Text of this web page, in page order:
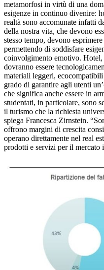
metamorfosi in virtù di una
esigenze in continuo divenire:
realtà sono accomunate infatti
della nostra vita, che devono
stesso tempo, devono
permettendo di soddisfare
coinvolgimento emotivo. Hotel,
dovranno essere
materiali leggeri,
grado di garantire agli utenti
che significa anche essere in
studentati, in particolare, sono
il turismo che la richiesta
spiega Francesca Zirnstein.
offrono margini di crescita
operano direttamente nel real
prodotti e servizi per il mercato